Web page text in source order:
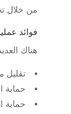
من خلال
فوائد
هناك
تقليل
حماية
حماية